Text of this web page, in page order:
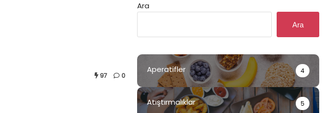
97 0
Ara
Ara
Aperatifler 4
Atıştırmalıklar 5